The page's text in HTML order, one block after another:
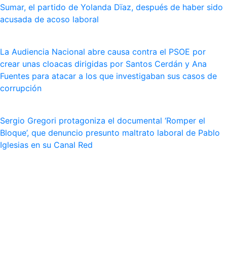
Sumar, el partido de Yolanda Dïaz, después de haber sido
acusada de acoso laboral
La Audiencia Nacional abre causa contra el PSOE por
crear unas cloacas dirigidas por Santos Cerdán y Ana
Fuentes para atacar a los que investigaban sus casos de
corrupción
Sergio Gregori protagoniza el documental ‘Romper el
Bloque’, que denuncio presunto maltrato laboral de Pablo
Iglesias en su Canal Red